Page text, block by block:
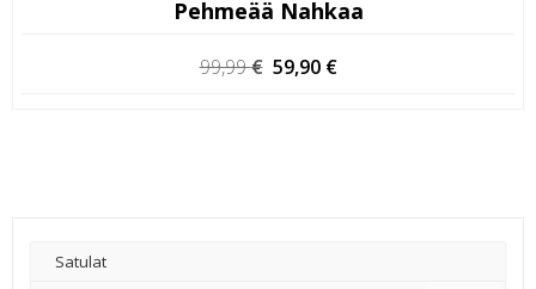
Pehmeää Nahkaa
99,99€ Alkuperäinen
59,90 €
Satulat